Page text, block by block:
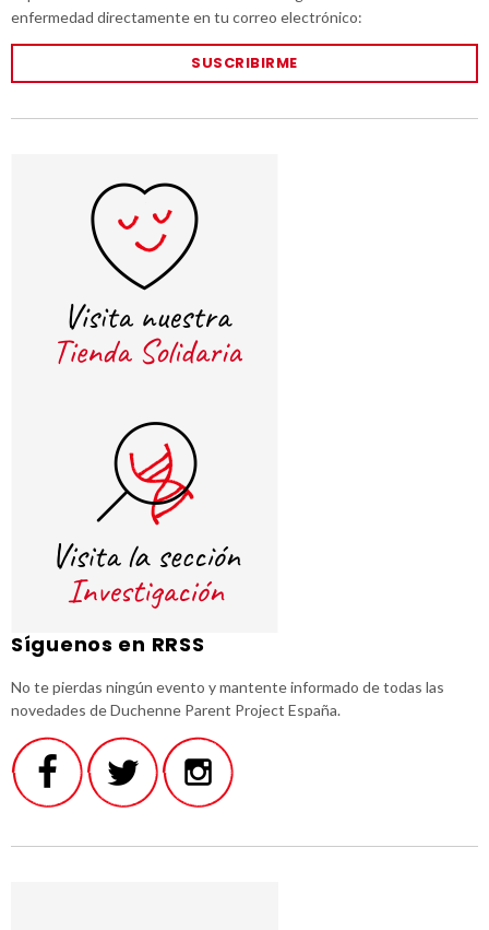
enfermedad directamente en tu correo electrónico:
SUSCRIBIRME
Síguenos en RRSS
No te pierdas ningún evento y mantente informado de todas las
novedades de Duchenne Parent Project España.